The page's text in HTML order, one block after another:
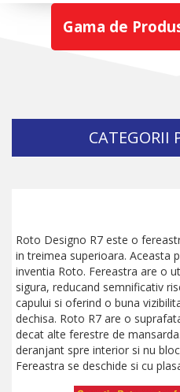
Gama de
CATEGORII
Roto Designo R7 este o
in treimea superioara. Aceasta
inventia Roto. Fereastra are o
sigura, reducand semnificativ
capului si oferind o buna
dechisa. Roto R7 are o
decat alte ferestre de
deranjant spre interior si nu
Fereastra se deschide si cu